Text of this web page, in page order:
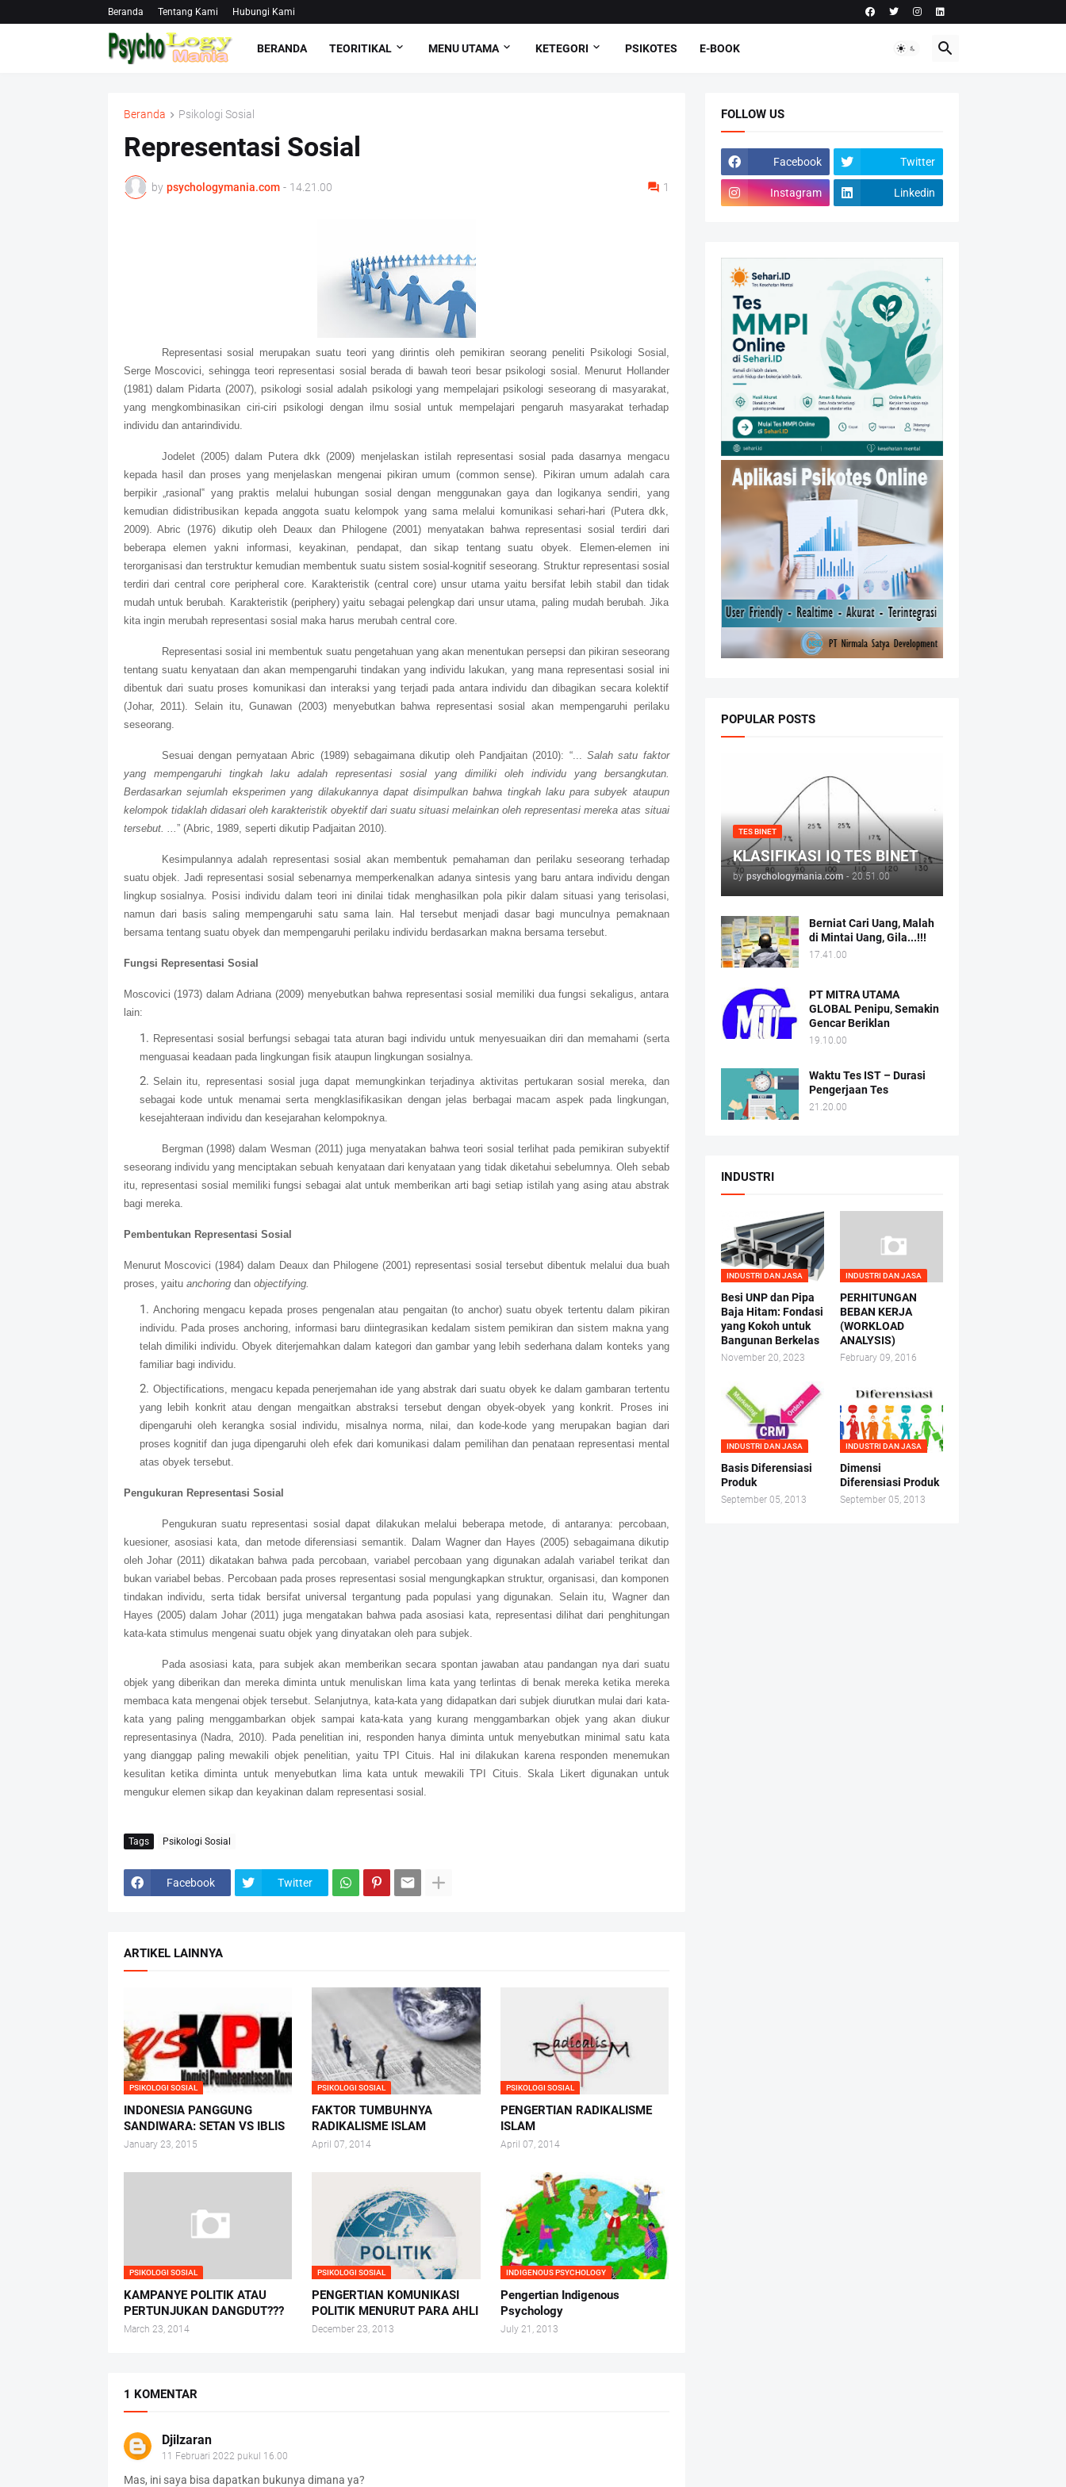
Beranda Tentang Kami Hubungi Kami
BERANDA TEORITIKAL MENU UTAMA KETEGORI PSIKOTES E-BOOK
Beranda Psikologi Sosial
Representasi Sosial
by psychologymania.com - 14.21.00 1
Representasi sosial merupakan suatu teori yang dirintis oleh pemikiran seorang peneliti Psikologi Sosial,
Serge Moscovici, sehingga teori representasi sosial berada di bawah teori besar psikologi sosial. Menurut Hollander
(1981) dalam Pidarta (2007), psikologi sosial adalah psikologi yang mempelajari psikologi seseorang di masyarakat,
yang mengkombinasikan ciri-ciri psikologi dengan ilmu sosial untuk mempelajari pengaruh masyarakat terhadap
individu dan antarindividu.
Jodelet (2005) dalam Putera dkk (2009) menjelaskan istilah representasi sosial pada dasarnya mengacu
kepada hasil dan proses yang menjelaskan mengenai pikiran umum (common sense). Pikiran umum adalah cara
berpikir „rasional‟ yang praktis melalui hubungan sosial dengan menggunakan gaya dan logikanya sendiri, yang
kemudian didistribusikan kepada anggota suatu kelompok yang sama melalui komunikasi sehari-hari (Putera dkk,
2009). Abric (1976) dikutip oleh Deaux dan Philogene (2001) menyatakan bahwa representasi sosial terdiri dari
beberapa elemen yakni informasi, keyakinan, pendapat, dan sikap tentang suatu obyek. Elemen-elemen ini
terorganisasi dan terstruktur kemudian membentuk suatu sistem sosial-kognitif seseorang. Struktur representasi sosial
terdiri dari central core peripheral core. Karakteristik (central core) unsur utama yaitu bersifat lebih stabil dan tidak
mudah untuk berubah. Karakteristik (periphery) yaitu sebagai pelengkap dari unsur utama, paling mudah berubah. Jika
kita ingin merubah representasi sosial maka harus merubah central core.
Representasi sosial ini membentuk suatu pengetahuan yang akan menentukan persepsi dan pikiran seseorang
tentang suatu kenyataan dan akan mempengaruhi tindakan yang individu lakukan, yang mana representasi sosial ini
dibentuk dari suatu proses komunikasi dan interaksi yang terjadi pada antara individu dan dibagikan secara kolektif
(Johar, 2011). Selain itu, Gunawan (2003) menyebutkan bahwa representasi sosial akan mempengaruhi perilaku
seseorang.
Sesuai dengan pernyataan Abric (1989) sebagaimana dikutip oleh Pandjaitan (2010): “... Salah satu faktor
yang mempengaruhi tingkah laku adalah representasi sosial yang dimiliki oleh individu yang bersangkutan.
Berdasarkan sejumlah eksperimen yang dilakukannya dapat disimpulkan bahwa tingkah laku para subyek ataupun
kelompok tidaklah didasari oleh karakteristik obyektif dari suatu situasi melainkan oleh representasi mereka atas situai
tersebut. ...” (Abric, 1989, seperti dikutip Padjaitan 2010).
Kesimpulannya adalah representasi sosial akan membentuk pemahaman dan perilaku seseorang terhadap
suatu objek. Jadi representasi sosial sebenarnya memperkenalkan adanya sintesis yang baru antara individu dengan
lingkup sosialnya. Posisi individu dalam teori ini dinilai tidak menghasilkan pola pikir dalam situasi yang terisolasi,
namun dari basis saling mempengaruhi satu sama lain. Hal tersebut menjadi dasar bagi munculnya pemaknaan
bersama tentang suatu obyek dan mempengaruhi perilaku individu berdasarkan makna bersama tersebut.
Fungsi Representasi Sosial
Moscovici (1973) dalam Adriana (2009) menyebutkan bahwa representasi sosial memiliki dua fungsi sekaligus, antara
lain:
Representasi sosial berfungsi sebagai tata aturan bagi individu untuk menyesuaikan diri dan memahami (serta
menguasai keadaan pada lingkungan fisik ataupun lingkungan sosialnya.
Selain itu, representasi sosial juga dapat memungkinkan terjadinya aktivitas pertukaran sosial mereka, dan
sebagai kode untuk menamai serta mengklasifikasikan dengan jelas berbagai macam aspek pada lingkungan,
kesejahteraan individu dan kesejarahan kelompoknya.
Bergman (1998) dalam Wesman (2011) juga menyatakan bahwa teori sosial terlihat pada pemikiran subyektif
seseorang individu yang menciptakan sebuah kenyataan dari kenyataan yang tidak diketahui sebelumnya. Oleh sebab
itu, representasi sosial memiliki fungsi sebagai alat untuk memberikan arti bagi setiap istilah yang asing atau abstrak
bagi mereka.
Pembentukan Representasi Sosial
Menurut Moscovici (1984) dalam Deaux dan Philogene (2001) representasi sosial tersebut dibentuk melalui dua buah
proses, yaitu anchoringdan objectifying.
Anchoring mengacu kepada proses pengenalan atau pengaitan (to anchor) suatu obyek tertentu dalam pikiran
individu. Pada proses anchoring, informasi baru diintegrasikan kedalam sistem pemikiran dan sistem makna yang
telah dimiliki individu. Obyek diterjemahkan dalam kategori dan gambar yang lebih sederhana dalam konteks yang
familiar bagi individu.
Objectifications, mengacu kepada penerjemahan ide yang abstrak dari suatu obyek ke dalam gambaran tertentu
yang lebih konkrit atau dengan mengaitkan abstraksi tersebut dengan obyek-obyek yang konkrit. Proses ini
dipengaruhi oleh kerangka sosial individu, misalnya norma, nilai, dan kode-kode yang merupakan bagian dari
proses kognitif dan juga dipengaruhi oleh efek dari komunikasi dalam pemilihan dan penataan representasi mental
atas obyek tersebut.
Pengukuran Representasi Sosial
Pengukuran suatu representasi sosial dapat dilakukan melalui beberapa metode, di antaranya: percobaan,
kuesioner, asosiasi kata, dan metode diferensiasi semantik. Dalam Wagner dan Hayes (2005) sebagaimana dikutip
oleh Johar (2011) dikatakan bahwa pada percobaan, variabel percobaan yang digunakan adalah variabel terikat dan
bukan variabel bebas. Percobaan pada proses representasi sosial mengungkapkan struktur, organisasi, dan komponen
tindakan individu, serta tidak bersifat universal tergantung pada populasi yang digunakan. Selain itu, Wagner dan
Hayes (2005) dalam Johar (2011) juga mengatakan bahwa pada asosiasi kata, representasi dilihat dari penghitungan
kata-kata stimulus mengenai suatu objek yang dinyatakan oleh para subjek.
Pada asosiasi kata, para subjek akan memberikan secara spontan jawaban atau pandangan nya dari suatu
objek yang diberikan dan mereka diminta untuk menuliskan lima kata yang terlintas di benak mereka ketika mereka
membaca kata mengenai objek tersebut. Selanjutnya, kata-kata yang didapatkan dari subjek diurutkan mulai dari kata-
kata yang paling menggambarkan objek sampai kata-kata yang kurang menggambarkan objek yang akan diukur
representasinya (Nadra, 2010). Pada penelitian ini, responden hanya diminta untuk menyebutkan minimal satu kata
yang dianggap paling mewakili objek penelitian, yaitu TPI Cituis. Hal ini dilakukan karena responden menemukan
kesulitan ketika diminta untuk menyebutkan lima kata untuk mewakili TPI Cituis. Skala Likert digunakan untuk
mengukur elemen sikap dan keyakinan dalam representasi sosial.
Tags Psikologi Sosial
Facebook Twitter
ARTIKEL LAINNYA
PSIKOLOGI SOSIAL
INDONESIA PANGGUNG
SANDIWARA: SETAN VS IBLIS
January 23, 2015
PSIKOLOGI SOSIAL
FAKTOR TUMBUHNYA
RADIKALISME ISLAM
April 07, 2014
PSIKOLOGI SOSIAL
PENGERTIAN RADIKALISME
ISLAM
April 07, 2014
PSIKOLOGI SOSIAL
KAMPANYE POLITIK ATAU
PERTUNJUKAN DANGDUT???
March 23, 2014
PSIKOLOGI SOSIAL
PENGERTIAN KOMUNIKASI
POLITIK MENURUT PARA AHLI
December 23, 2013
INDIGENOUS PSYCHOLOGY
Pengertian Indigenous
Psychology
July 21, 2013
1 KOMENTAR
Djilzaran
11 Februari 2022 pukul 16.00
Mas, ini saya bisa dapatkan bukunya dimana ya?
FOLLOW US
Facebook Twitter
Instagram Linkedin
POPULAR POSTS
TES BINET
KLASIFIKASI IQ TES BINET
by psychologymania.com - 20.51.00
Berniat Cari Uang, Malah
di Mintai Uang, Gila...!!!
17.41.00
PT MITRA UTAMA
GLOBAL Penipu, Semakin
Gencar Beriklan
19.10.00
Waktu Tes IST – Durasi
Pengerjaan Tes
21.20.00
INDUSTRI
INDUSTRI DAN JASA
Besi UNP dan Pipa
Baja Hitam: Fondasi
yang Kokoh untuk
Bangunan Berkelas
November 20, 2023
INDUSTRI DAN JASA
PERHITUNGAN
BEBAN KERJA
(WORKLOAD
ANALYSIS)
February 09, 2016
INDUSTRI DAN JASA
Basis Diferensiasi
Produk
September 05, 2013
INDUSTRI DAN JASA
Dimensi
Diferensiasi Produk
September 05, 2013